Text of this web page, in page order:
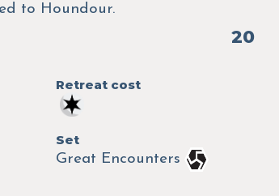
to Houndour.
20
Retreat cost
Set
Great Encounters